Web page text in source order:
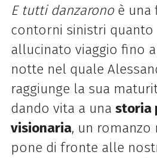
E tutti danzaronoè una
contorni sinistri quanto
allucinato viaggio fino
notte nel quale
raggiunge la sua
dando vita a una storia
visionaria, un romanzo
pone di fronte alle